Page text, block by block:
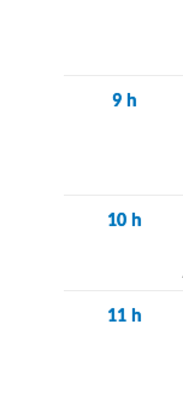
9 h
10 h
11 h